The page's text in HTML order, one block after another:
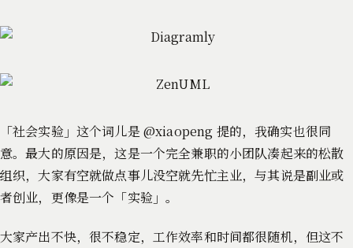
「社会实验」这个词儿是 @xiaopeng 提的，我确实也很同
意。最大的原因是，这是一个完全兼职的小团队凑起来的松散
组织，大家有空就做点事儿没空就先忙主业，与其说是副业或
者创业，更像是一个「实验」。
大家产出不快，很不稳定，工作效率和时间都很随机，但这不